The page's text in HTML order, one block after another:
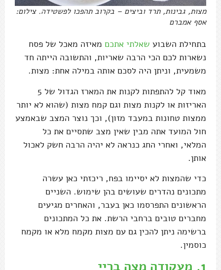
מצות, גבינות, תרד וביצים – בקרוב תהפכו לפשטידה. צילום:
אסף אמברם
בתחילת השבוע שאלתי אתכם מאיזה מאכל של פסח
נשארות לכם הכי הרבה שאריות, והתשובה הייתה חד
משמעית, וניתן היה לסכם אותה במילה אחת: מצות.
מאוד קל להתפתות לקנות את המארז הגדול של 5
האריזות או לקנות מצות וגם קמח מצות (שהוא לא יותר
ממצות טחונות במעבד מזון), וכך נוצר המצב שבאמצע
חול המועד אתה מבין שאין מצב שתסיים את כל
המלאי, ואחרי החג כנראה לא יהיה הרבה חשק לאכול
אותן.
כדי שהמצות לא יסיימו בפח, ריכזתי כאן עשרה
מתכונים נהדרים שעושים בהן שימוש. השניים
הראשונים התפרסמו כאן בעבר, והאחרים מגיעים
מחברים טובים ברחבי הרשת. את כל המתכונים
ברשימה ניתן להכין גם עם מצות מקמח מלא או מקמח
כוסמין.
1. מעקודה מצה בריי